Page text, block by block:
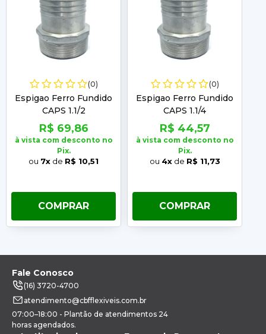
(0)
Espigao Ferro Fundido
CAPS 1.1/2
R$ 69,86
à vista com desconto no
Pix.
ou 7x de R$ 10,51
COMPRAR
(0)
Espigao Ferro Fundido
CAPS 1.1/4
R$ 44,57
à vista com desconto no
Pix.
ou 4xde R$ 11,73
COMPRAR
Fale Conosco
(16) 3720-4700
atendimento@cbfflexiveis.com.br
07:00–18:00 - Plantão de atendimentos 24
horas agendados.